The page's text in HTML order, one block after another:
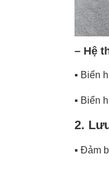
– Hệ
▪️ Biển
▪️ Biển
2.
▪️Đảm